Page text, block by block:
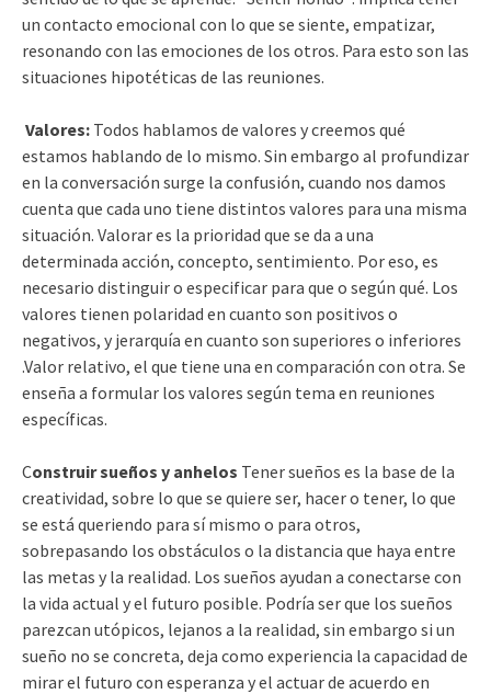
un contacto emocional con lo que se siente, empatizar,
resonando con las emociones de los otros. Para esto son las
situaciones hipotéticas de las reuniones.
Valores: Todos hablamos de valores y creemos qué
estamos hablando de lo mismo. Sin embargo al profundizar
en la conversación surge la confusión, cuando nos damos
cuenta que cada uno tiene distintos valores para una misma
situación. Valorar es la prioridad que se da a una
determinada acción, concepto, sentimiento. Por eso, es
necesario distinguir o especificar para que o según qué. Los
valores tienen polaridad en cuanto son positivos o
negativos, y jerarquía en cuanto son superiores o inferiores
.Valor relativo, el que tiene una en comparación con otra. Se
enseña a formular los valores según tema en reuniones
específicas.
Construir sueños y anhelos Tener sueños es la base de la
creatividad, sobre lo que se quiere ser, hacer o tener, lo que
se está queriendo para sí mismo o para otros,
sobrepasando los obstáculos o la distancia que haya entre
las metas y la realidad. Los sueños ayudan a conectarse con
la vida actual y el futuro posible. Podría ser que los sueños
parezcan utópicos, lejanos a la realidad, sin embargo si un
sueño no se concreta, deja como experiencia la capacidad de
mirar el futuro con esperanza y el actuar de acuerdo en